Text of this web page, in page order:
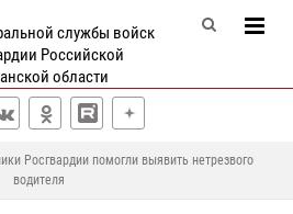
службы войск
Российской
области
Росгвардии помогли выявить нетрезвого
водителя